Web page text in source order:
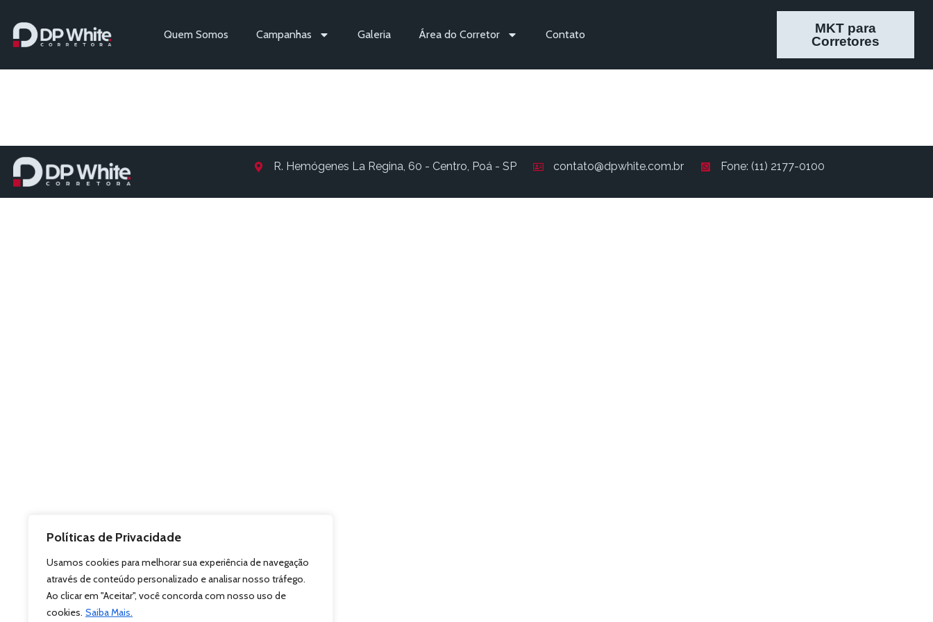
Políticas de Privacidade
Usamos cookies para melhorar sua experiência de navegação
através de conteúdo personalizado e analisar nosso tráfego.
Ao clicar em "Aceitar", você concorda com nosso uso de
cookies. Saiba Mais.
Quem Somos Campanhas Galeria Área do Corretor Contato
MKT para
Corretores
R. Hemógenes La Regina, 60 - Centro, Poá - SP contato@dpwhite.com.br Fone: (11) 2177-0100